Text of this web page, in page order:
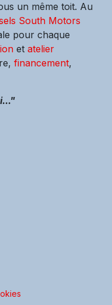
un même toit. Au
South Motors
pour chaque
et atelier
financement,